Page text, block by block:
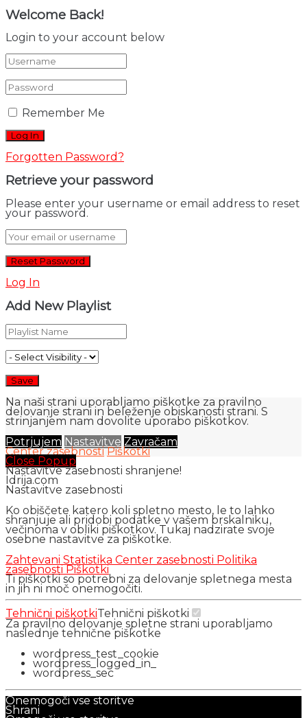
Welcome Back!
Login to your account below
Remember Me
Forgotten Password?
Retrieve your password
Please enter your username or email address to reset
your password.
Log In
Add New Playlist
Na naši strani uporabljamo piškotke za pravilno
delovanje strani in beleženje obiskanosti strani. S
strinjanjem nam dovolite uporabo piškotkov.
Potrjujem Nastavitve Zavračam
Center zasebnosti Piškotki
Close Popup
Nastavitve zasebnosti shranjene!
Idrija.com
Nastavitve zasebnosti
Ko obiščete katero koli spletno mesto, le to lahko
shranjuje ali pridobi podatke v vašem brskalniku,
večinoma v obliki piškotkov. Tukaj nadzirate svoje
osebne nastavitve za piškotke.
Zahtevani Statistika Center zasebnosti Politika
zasebnosti Piškotki
Ti piškotki so potrebni za delovanje spletnega mesta
in jih ni moč onemogočiti.
Tehnični piškotkiTehnični piškotki
Za pravilno delovanje spletne strani uporabljamo
naslednje tehnične piškotke
wordpress_test_cookie
wordpress_logged_in_
wordpress_sec
Onemogoči vse storitve
Shrani